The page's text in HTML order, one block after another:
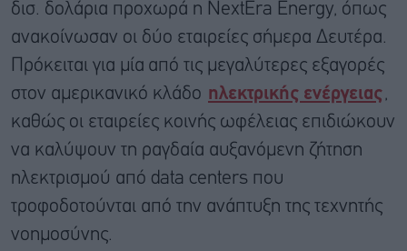
δισ. δολάρια προχωρά η NextEra Energy, όπως
ανακοίνωσαν οι δύο εταιρείες σήμερα Δευτέρα.
Πρόκειται για μία από τις μεγαλύτερες εξαγορές
στον αμερικανικό κλάδο ηλεκτρικής ενέργειας,
καθώς οι εταιρείες κοινής ωφέλειας επιδιώκουν
να καλύψουν τη ραγδαία αυξανόμενη ζήτηση
ηλεκτρισμού από data centers που
τροφοδοτούνται από την ανάπτυξη της τεχνητής
νοημοσύνης.